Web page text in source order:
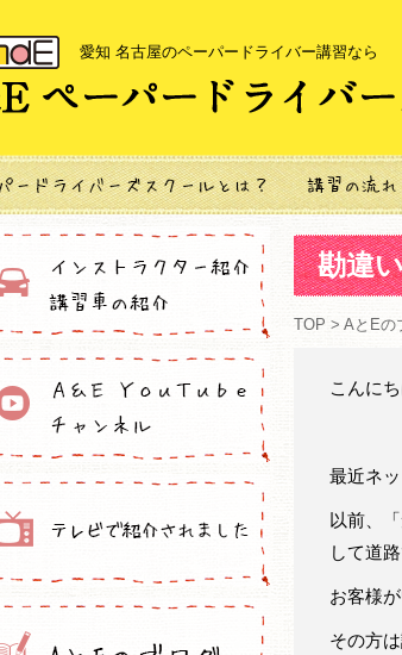
愛知 名古屋のペーパードライバー講習なら
勘違
TOP > AとEの
こんに
最近ネ
以前、
して道
お客様
その方